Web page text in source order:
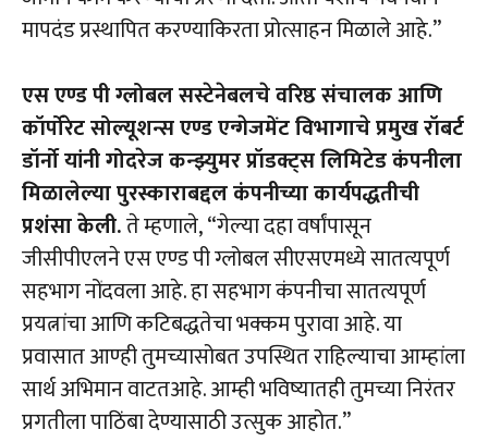
मापदंड प्रस्थापित करण्याकिरता प्रोत्साहन मिळाले आहे.’’
एस एण्ड पी ग्लोबल सस्टेनेबलचे वरिष्ठ संचालक आणि
कॉर्पोरेट सोल्यूशन्स एण्ड एन्गेजमेंट विभागाचे प्रमुख रॉबर्ट
डॉर्नो यांनी गोदरेज कन्झ्युमर प्रॉडक्ट्स लिमिटेड कंपनीला
मिळालेल्या पुरस्काराबद्दल कंपनीच्या कार्यपद्धतीची
प्रशंसा केली.ते म्हणाले, “गेल्या दहा वर्षांपासून
जीसीपीएलने एस एण्ड पी ग्लोबल सीएसएमध्ये सातत्यपूर्ण
सहभाग नोंदवला आहे. हा सहभाग कंपनीचा सातत्यपूर्ण
प्रयत्नांचा आणि कटिबद्धतेचा भक्कम पुरावा आहे. या
प्रवासात आण्ही तुमच्यासोबत उपस्थित राहिल्याचा आम्हांला
सार्थ अभिमान वाटतआहे. आम्ही भविष्यातही तुमच्या निरंतर
प्रगतीला पाठिंबा देण्यासाठी उत्सुक आहोत.”